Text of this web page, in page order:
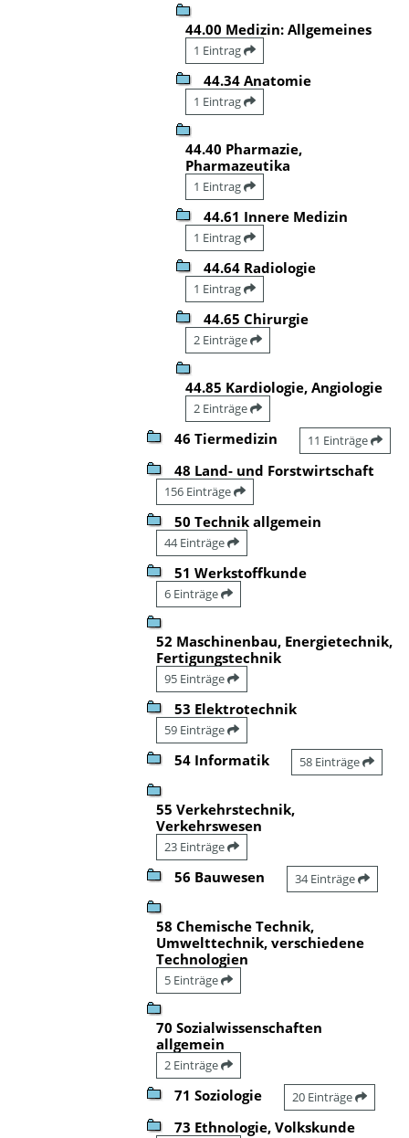
44.00 Medizin: Allgemeines
1 Eintrag
44.34 Anatomie
1 Eintrag
44.40 Pharmazie,
Pharmazeutika
1 Eintrag
44.61 Innere Medizin
1 Eintrag
44.64 Radiologie
1 Eintrag
44.65 Chirurgie
2 Einträge
44.85 Kardiologie, Angiologie
2 Einträge
46 Tiermedizin 11 Einträge
48 Land- und Forstwirtschaft
156 Einträge
50 Technik allgemein
44 Einträge
51 Werkstoffkunde
6 Einträge
52 Maschinenbau, Energietechnik,
Fertigungstechnik
95 Einträge
53 Elektrotechnik
59 Einträge
54 Informatik 58 Einträge
55 Verkehrstechnik,
Verkehrswesen
23 Einträge
56 Bauwesen 34 Einträge
58 Chemische Technik,
Umwelttechnik, verschiedene
Technologien
5 Einträge
70 Sozialwissenschaften
allgemein
2 Einträge
71 Soziologie 20 Einträge
73 Ethnologie, Volkskunde